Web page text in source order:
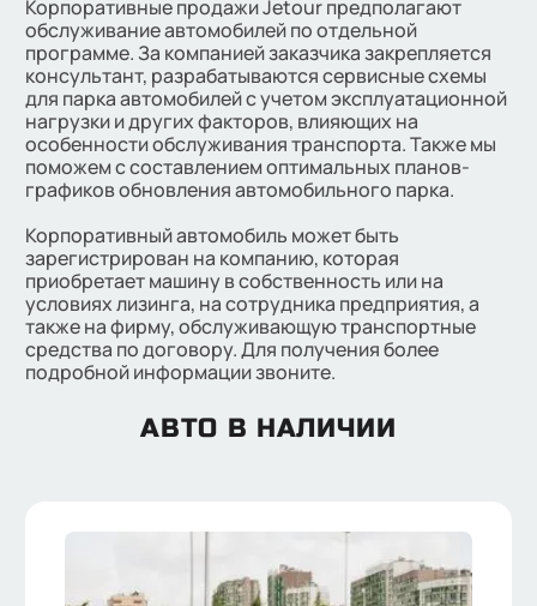
Корпоративные продажи Jetour предполагают
обслуживание автомобилей по отдельной
программе. За компанией заказчика закрепляется
консультант, разрабатываются сервисные схемы
для парка автомобилей с учетом эксплуатационной
нагрузки и других факторов, влияющих на
особенности обслуживания транспорта. Также мы
поможем с составлением оптимальных планов-
графиков обновления автомобильного парка.
Корпоративный автомобиль может быть
зарегистрирован на компанию, которая
приобретает машину в собственность или на
условиях лизинга, на сотрудника предприятия, а
также на фирму, обслуживающую транспортные
средства по договору. Для получения более
подробной информации звоните.
АВТО В НАЛИЧИИ